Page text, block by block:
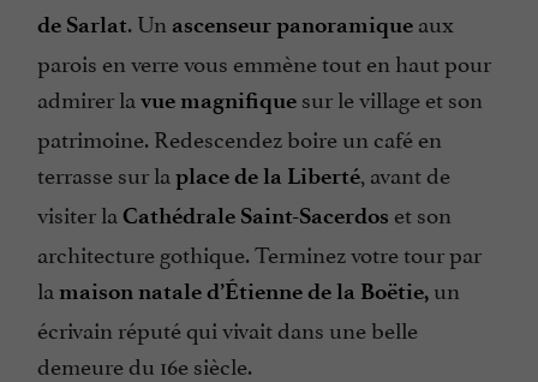
de Sarlat. Un ascenseur panoramique aux
parois en verre vous emmène tout en haut pour
admirer la vue magnifique sur le village et son
patrimoine. Redescendez boire un café en
terrasse sur la place de la Liberté, avant de
visiter la Cathédrale Saint-Sacerdos et son
architecture gothique. Terminez votre tour par
la maison natale d’Étienne de la Boëtie, un
écrivain réputé qui vivait dans une belle
demeure du 16e siècle.